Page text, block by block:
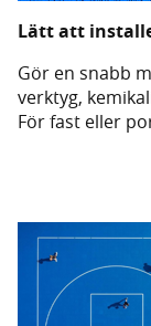
Lätt att
Gör en snabb
verktyg,
För fast eller